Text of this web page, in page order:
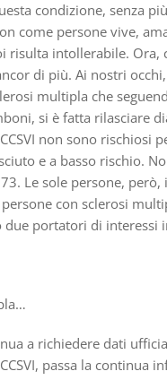
condizione, senza
come persone vive,
intollerabile. Ora,
di più. Ai nostri
multipla che
si è fatta rilasciare
non sono rischiosi
e a basso rischio.
Le sole persone, però,
con sclerosi
portatori di interessi
…
a richiedere dati
passa la continua